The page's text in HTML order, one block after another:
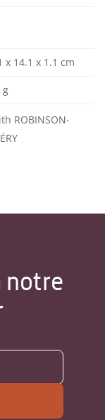
x 14.1 x 1.1 cm
g
ROBINSON-
notre